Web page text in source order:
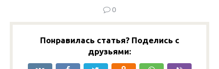
0
Понравилась статья? Поделись с
друзьями: